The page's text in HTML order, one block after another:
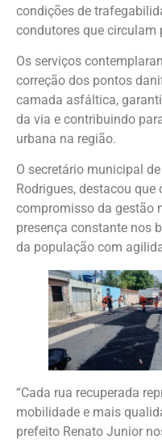
condições de
condutores que circulam
Os serviços
correção dos pontos
camada asfáltica,
da via e contribuindo
urbana na região.
O secretário municipal
Rodrigues, destacou
compromisso da gestão
presença constante nos
da população com
“Cada rua recuperada
mobilidade e mais
prefeito Renato Junior